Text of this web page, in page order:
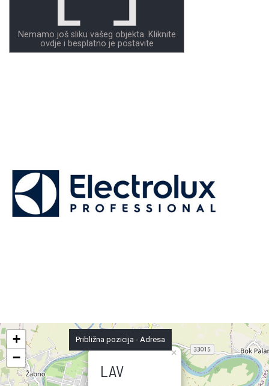
Nemamo još sliku vašeg objekta. Kliknite
ovdje i besplatno je postavite
LAV
×
+
−
Približna pozicija - Adresa